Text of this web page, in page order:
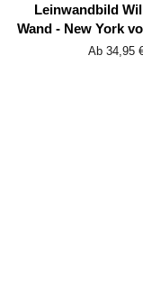
Leinwandbild
Wand - New York
Ab 34,95